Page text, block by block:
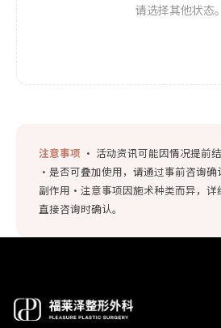
请选择其他状态。
注意事项 · 活动资讯可能因情况提前
·是否可叠加使用，请通过事前咨询确
副作用·注意事项因施术种类而异，详
直接咨询时确认。